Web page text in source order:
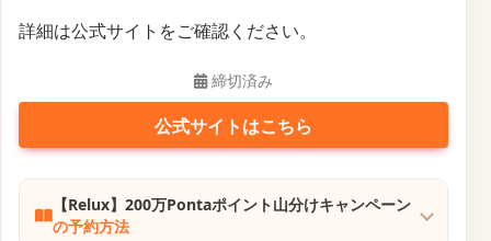
詳細は公式サイトをご確認ください。
締切済み
公式サイトはこちら
【Relux】200万Pontaポイント山分けキャンペーン
の予約方法